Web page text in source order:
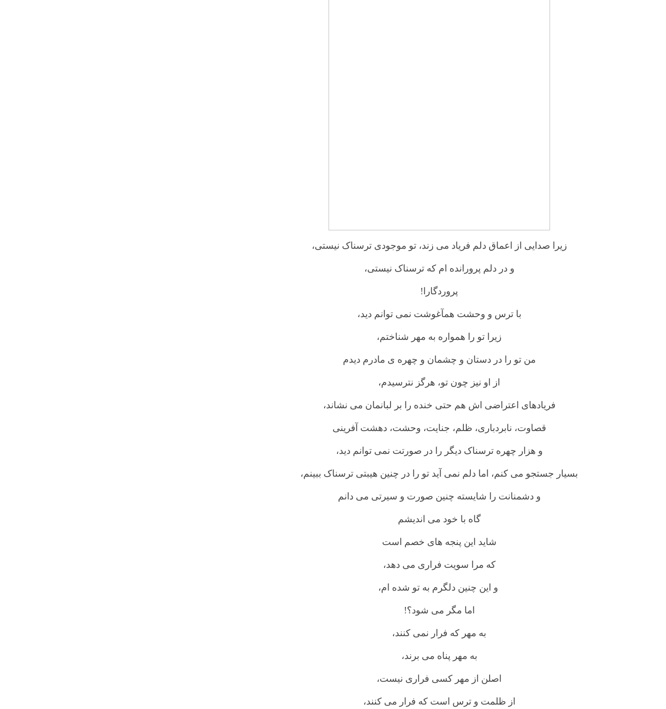
زیرا صدایی از اعماق دلم فریاد می زند، تو موجودی ترسناک نیستی،
و در دلم پرورانده ام که ترسناک نیستی،
پروردگارا!
با ترس و وحشت همآغوشت نمی توانم دید،
زیرا تو را همواره به مهر شناختم،
من تو را در دستان و چشمان و چهره ی مادرم دیدم
از او نیز چون تو، هرگز نترسیدم،
فریادهای اعتراضی اش هم حتی خنده را بر لبانمان می نشاند،
قصاوت، نابردباری، ظلم، جنایت، وحشت، دهشت آفرینی
و هزار چهره ترسناک دیگر را در صورتت نمی توانم دید،
بسیار جستجو می کنم، اما دلم نمی آید تو را در چنین هیبتی ترسناک ببینم،
و دشمنانت را شایسته چنین صورت و سیرتی می دانم
گاه با خود می اندیشم
شاید این پنجه های خصم است
که مرا سویت فراری می دهد،
و این چنین دلگرم به تو شده ام،
اما مگر می شود؟!
به مهر که فرار نمی کنند،
به مهر پناه می برند،
اصلن از مهر کسی فراری نیست،
از ظلمت و ترس است که فرار می کنند،